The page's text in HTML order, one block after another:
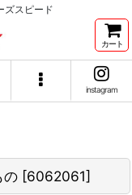
スピード
カート
instagram
の [6062061]